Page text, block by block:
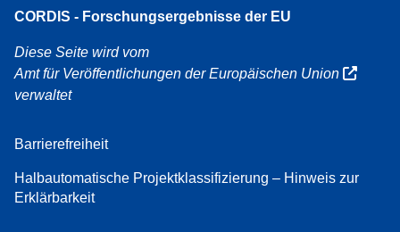
CORDIS - Forschungsergebnisse der EU
Diese Seite wird vom
Amt für Veröffentlichungen der Europäischen Union
verwaltet
Barrierefreiheit
Halbautomatische Projektklassifizierung – Hinweis zur
Erklärbarkeit